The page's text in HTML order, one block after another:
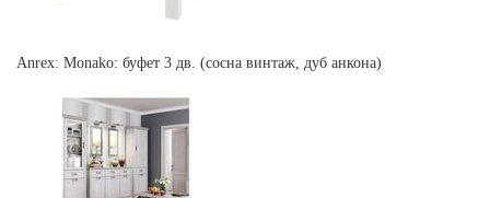
Anrex: Monako: буфет 3 дв. (сосна винтаж, дуб анкона)